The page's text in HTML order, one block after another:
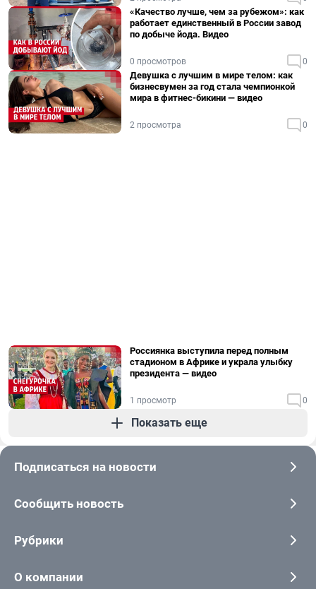
«Качество лучше, чем за рубежом»: как
работает единственный в России завод
по добыче йода. Видео
0 просмотров 0
Девушка с лучшим в мире телом: как
бизнесвумен за год стала чемпионкой
мира в фитнес-бикини — видео
2 просмотра 0
Россиянка выступила перед полным
стадионом в Африке и украла улыбку
президента — видео
1 просмотр 0
Показать еще
Подписаться на новости
Сообщить новость
Рубрики
О компании